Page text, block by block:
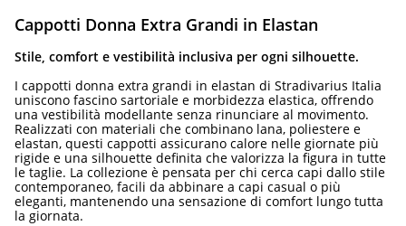
Cappotti Donna Extra Grandi in Elastan
Stile, comfort e vestibilità inclusiva per ogni silhouette.
I cappotti donna extra grandi in elastan di Stradivarius Italia
uniscono fascino sartoriale e morbidezza elastica, offrendo
una vestibilità modellante senza rinunciare al movimento.
Realizzati con materiali che combinano lana, poliestere e
elastan, questi cappotti assicurano calore nelle giornate più
rigide e una silhouette definita che valorizza la figura in tutte
le taglie. La collezione è pensata per chi cerca capi dallo stile
contemporaneo, facili da abbinare a capi casual o più
eleganti, mantenendo una sensazione di comfort lungo tutta
la giornata.